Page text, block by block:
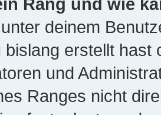
deinem
bislang erstellt
und
Ranges nicht